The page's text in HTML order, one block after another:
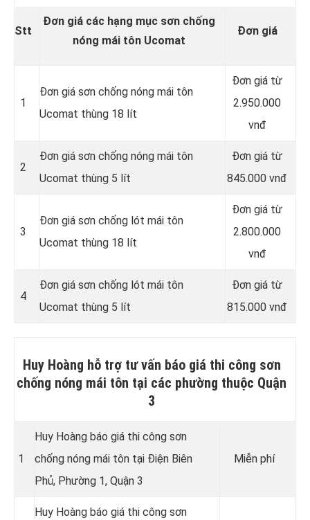
Stt
Đơn giá các hạng mục sơn chống
nóng mái tôn Ucomat
Đơn giá
1
Đơn giá sơn chống nóng mái tôn
Ucomat thùng 18 lít
Đơn giá từ
2.950.000
vnđ
2
Đơn giá sơn chống nóng mái tôn
Ucomat thùng 5 lít
Đơn giá từ
845.000 vnđ
3
Đơn giá sơn chống lót mái tôn
Ucomat thùng 18 lít
Đơn giá từ
2.800.000
vnđ
4
Đơn giá sơn chống lót mái tôn
Ucomat thùng 5 lít
Đơn giá từ
815.000 vnđ
Huy Hoàng hỗ trợ tư vấn báo giá thi công sơn
chống nóng mái tôn tại các phường thuộc Quận
3
1
Huy Hoàng báo giá thi công sơn
chống nóng mái tôn tại Điện Biên
Phủ, Phường 1, Quận 3
Miễn phí
Huy Hoàng báo giá thi công sơn